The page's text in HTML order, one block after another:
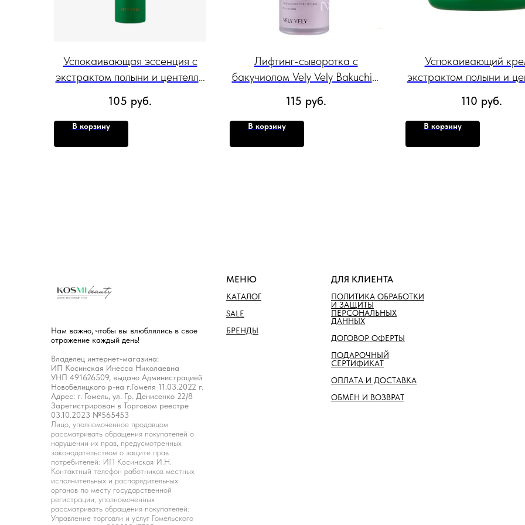
Успокаивающая эссенция с
экстрактом полыни и центеллы
Vely Vely Cica X Artemisia
Repair Essence 160 мл
105 руб.
В корзину
Лифтинг-сыворотка с
бакучиолом Vely Vely Bakuchiol
Super Biome Lifting Ampoule
100 мл
115 руб.
В корзину
Успокаивающий
экстрактом полыни и
для чувствительной
Vely Cica Х Artemisia
Cream 60 мл
110 руб.
В корзину
Нам важно, чтобы вы влюблялись в свое
отражение каждый день!
Владелец интернет-магазина:
ИП Косинская Инесса Николаевна
УНП 491626509, выдано Администрацией
Новобелицкого р-на г.Гомеля 11.03.2022 г.
Адрес: г. Гомель, ул. Гр. Денисенко 22/8
Зарегистрирован в Торговом реестре
03.10.2023 №565453
Лицо, уполномоченное продавцом
рассматривать обращения покупателей о
нарушении их прав, предусмотренных
законодательством о защите прав
потребителей: ИП Косинская И.Н.
Контактный телефон работников местных
исполнительных и распорядительных
органов по месту государственной
регистрации, уполномоченных
рассматривать обращения покупателей:
Управление торговли и услуг Гомельского
МЕНЮ
КАТАЛОГ
SALE
БРЕНДЫ
ДЛЯ КЛИЕНТА
ПОЛИТИКА ОБРАБОТКИ
И ЗАЩИТЫ
ПЕРСОНАЛЬНЫХ
ДАННЫХ
ДОГОВОР ОФЕРТЫ
ПОДАРОЧНЫЙ
СЕРТИФИКАТ
ОПЛАТА И ДОСТАВКА
ОБМЕН И ВОЗВРАТ